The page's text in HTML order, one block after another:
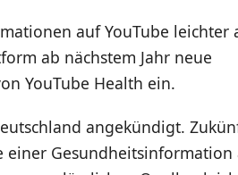
auf YouTube leichter
ab nächstem Jahr neue
YouTube Health ein.
angekündigt.
einer Gesundheitsinformation